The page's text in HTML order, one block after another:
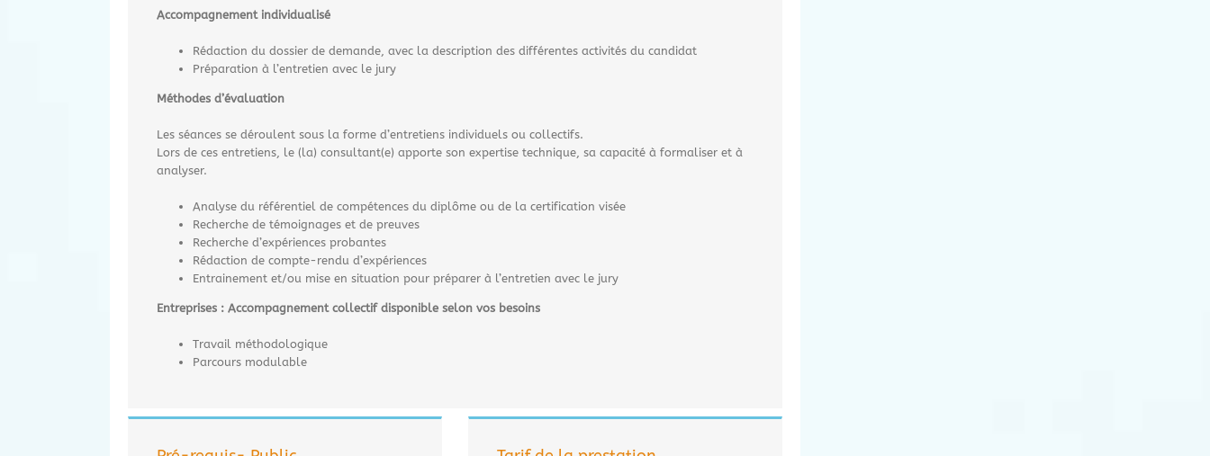
Accompagnement individualisé
Rédaction du dossier de demande, avec la description des différentes activités du candidat
Préparation à l’entretien avec le jury
Méthodes d’évaluation
Les séances se déroulent sous la forme d’entretiens individuels ou collectifs.
Lors de ces entretiens, le (la) consultant(e) apporte son expertise technique, sa capacité à formaliser et à
analyser.
Analyse du référentiel de compétences du diplôme ou de la certification visée
Recherche de témoignages et de preuves
Recherche d’expériences probantes
Rédaction de compte-rendu d’expériences
Entrainement et/ou mise en situation pour préparer à l’entretien avec le jury
Entreprises : Accompagnement collectif disponible selon vos besoins
Travail méthodologique
Parcours modulable